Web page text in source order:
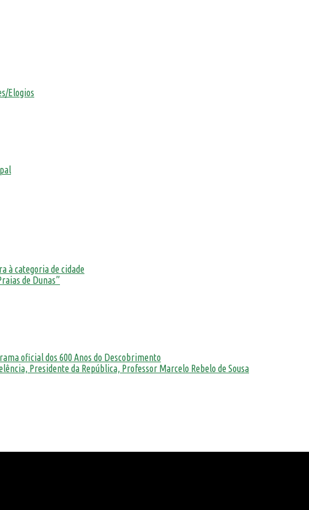
Elogios
à categoria de cidade
de Dunas”
oficial dos 600 Anos do Descobrimento
Presidente da República, Professor Marcelo Rebelo de Sousa